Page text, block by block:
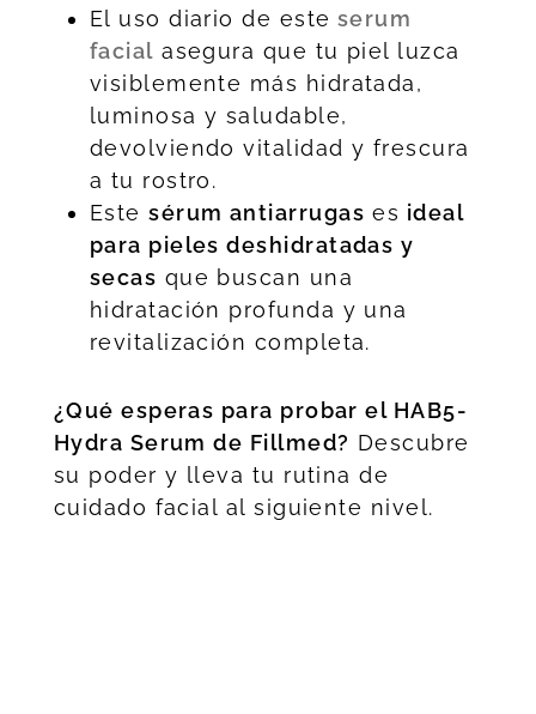
El uso diario de este serum
facial asegura que tu piel luzca
visiblemente más hidratada,
luminosa y saludable,
devolviendo vitalidad y frescura
a tu rostro.
Estesérum antiarrugas es ideal
para pieles deshidratadas y
secas que buscan una
hidratación profunda y una
revitalización completa.
¿Qué esperas para probar el HAB5-
Hydra Serum de Fillmed? Descubre
su poder y lleva tu rutina de
cuidado facial al siguiente nivel.